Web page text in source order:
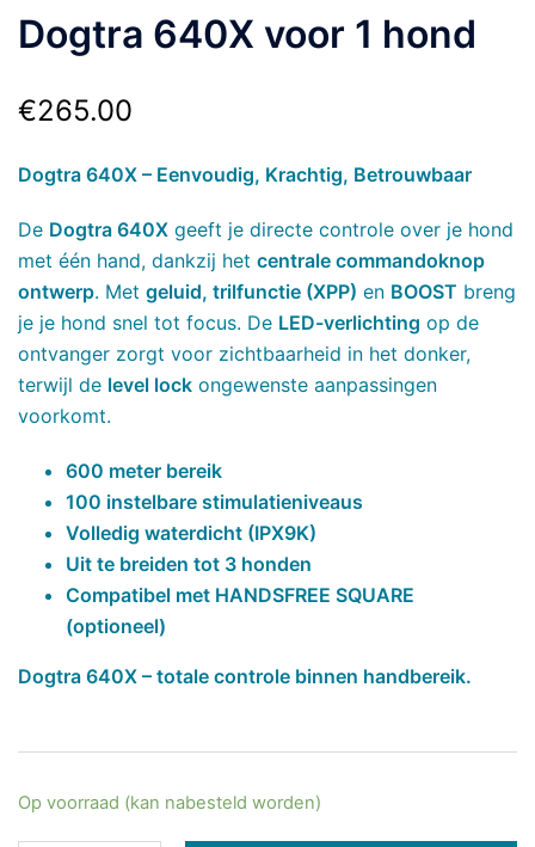
Dogtra 640X voor 1 hond
€265.00
Dogtra 640X – Eenvoudig, Krachtig, Betrouwbaar
De Dogtra 640X geeft je directe controle over je hond
met één hand, dankzij het centrale commandoknop
ontwerp. Met geluid, trilfunctie (XPP) en BOOST breng
je je hond snel tot focus. De LED-verlichting op de
ontvanger zorgt voor zichtbaarheid in het donker,
terwijl de level lock ongewenste aanpassingen
voorkomt.
600 meter bereik
100 instelbare stimulatieniveaus
Volledig waterdicht (IPX9K)
Uit te breiden tot 3 honden
Compatibel met HANDSFREE SQUARE
(optioneel)
Dogtra 640X – totale controle binnen handbereik.
Op voorraad (kan nabesteld worden)